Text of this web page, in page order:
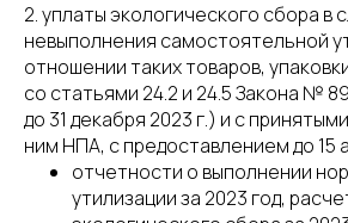
2. уплаты экологического сбора в
невыполнения самостоятельной
отношении таких товаров,
со статьями 24.2 и 24.5 Закона №
до 31 декабря 2023 г.) и с
ним НПА, с предоставлением до 15
отчетности о выполнении
утилизации за 2023 год,